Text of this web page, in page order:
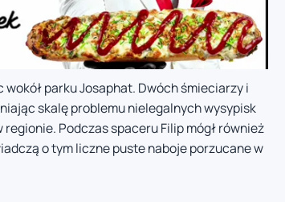
parku Josaphat. Dwóch śmieciarzy i
skalę problemu nielegalnych wysypisk
Podczas spaceru Filip mógł również
o tym liczne puste naboje porzucane w